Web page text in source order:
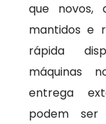
que novos,
mantidos e
rápida
máquinas
entrega
podem ser